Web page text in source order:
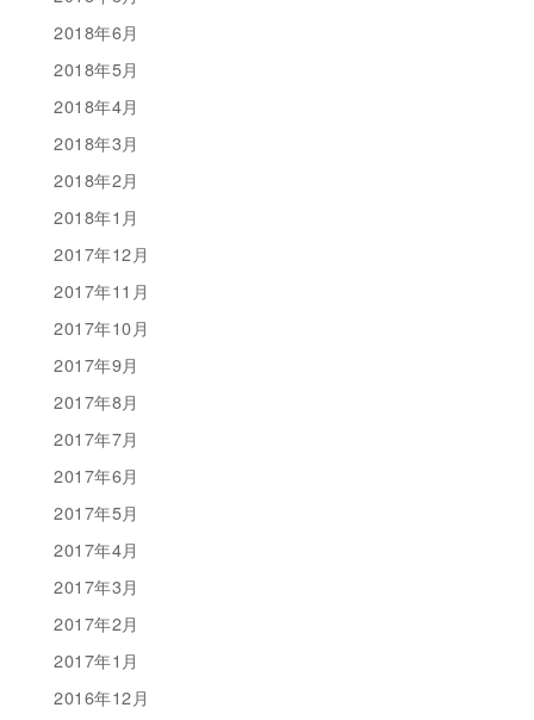
2018年6月
2018年5月
2018年4月
2018年3月
2018年2月
2018年1月
2017年12月
2017年11月
2017年10月
2017年9月
2017年8月
2017年7月
2017年6月
2017年5月
2017年4月
2017年3月
2017年2月
2017年1月
2016年12月